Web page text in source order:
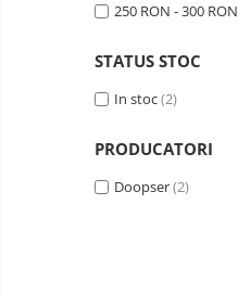
250 RON - 300 RON
STATUS STOC
In stoc(2)
PRODUCATORI
Doopser(2)